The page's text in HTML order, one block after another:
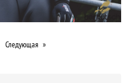
Следующая